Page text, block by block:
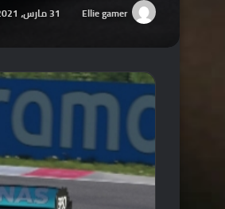
Ellie gamer 31 مارس، 2021